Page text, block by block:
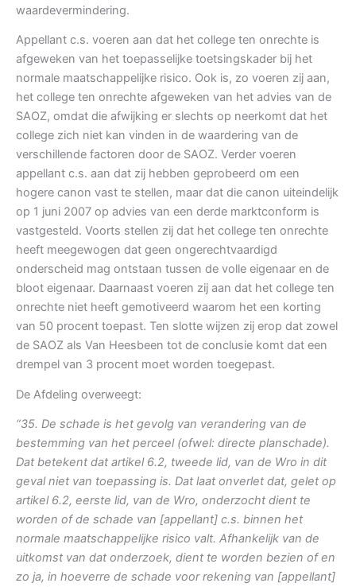
waardevermindering.
Appellant c.s. voeren aan dat het college ten onrechte is
afgeweken van het toepasselijke toetsingskader bij het
normale maatschappelijke risico. Ook is, zo voeren zij aan,
het college ten onrechte afgeweken van het advies van de
SAOZ, omdat die afwijking er slechts op neerkomt dat het
college zich niet kan vinden in de waardering van de
verschillende factoren door de SAOZ. Verder voeren
appellant c.s. aan dat zij hebben geprobeerd om een
hogere canon vast te stellen, maar dat die canon uiteindelijk
op 1 juni 2007 op advies van een derde marktconform is
vastgesteld. Voorts stellen zij dat het college ten onrechte
heeft meegewogen dat geen ongerechtvaardigd
onderscheid mag ontstaan tussen de volle eigenaar en de
bloot eigenaar. Daarnaast voeren zij aan dat het college ten
onrechte niet heeft gemotiveerd waarom het een korting
van 50 procent toepast. Ten slotte wijzen zij erop dat zowel
de SAOZ als Van Heesbeen tot de conclusie komt dat een
drempel van 3 procent moet worden toegepast.
De Afdeling overweegt:
“35. De schade is het gevolg van verandering van de
bestemming van het perceel (ofwel: directe planschade).
Dat betekent dat artikel 6.2, tweede lid, van de Wro in dit
geval niet van toepassing is. Dat laat onverlet dat, gelet op
artikel 6.2, eerste lid, van de Wro, onderzocht dient te
worden of de schade van [appellant] c.s. binnen het
normale maatschappelijke risico valt. Afhankelijk van de
uitkomst van dat onderzoek, dient te worden bezien of en
zo ja, in hoeverre de schade voor rekening van [appellant]